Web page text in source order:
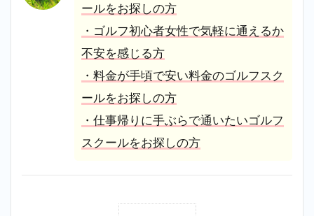
ールをお探しの方
・ゴルフ初心者女性で気軽に通えるか
不安を感じる方
・料金が手頃で安い料金のゴルフスク
ールをお探しの方
・仕事帰りに手ぶらで通いたいゴルフ
スクールをお探しの方